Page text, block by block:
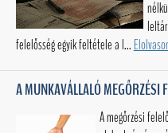
felelősség egyik feltétele a l...
A MUNKAVÁLLALÓ MEGŐRZÉSI
A megőrzési